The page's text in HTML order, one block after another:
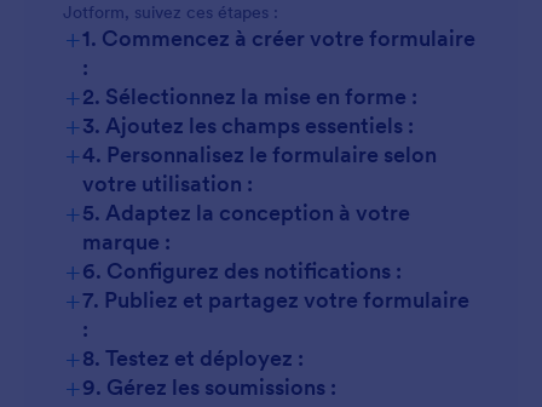
Inspections de véhicules :
Audits de sécurité alimentaire :
Jotform, suivez ces étapes :
+1. Commencez à créer votre formulaire
:
+2. Sélectionnez la mise en forme :
+3. Ajoutez les champs essentiels :
+4. Personnalisez le formulaire selon
votre utilisation :
+5. Adaptez la conception à votre
marque :
+6. Configurez des notifications :
+7. Publiez et partagez votre formulaire
:
+8. Testez et déployez :
+9. Gérez les soumissions :